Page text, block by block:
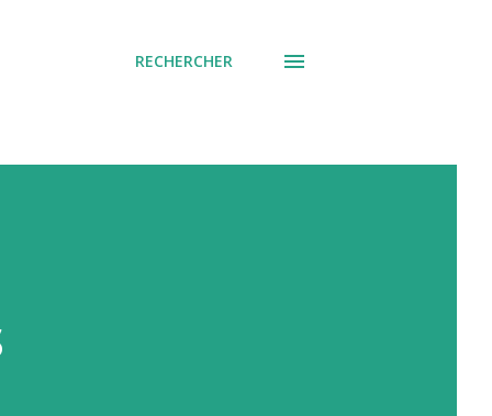
RECHERCHER